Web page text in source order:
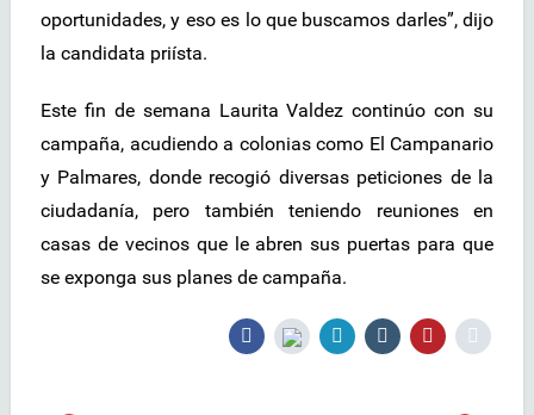
oportunidades, y eso es lo que buscamos darles”, dijo
la candidata priísta.
Este fin de semana Laurita Valdez continúo con su
campaña, acudiendo a colonias como El Campanario
y Palmares, donde recogió diversas peticiones de la
ciudadanía, pero también teniendo reuniones en
casas de vecinos que le abren sus puertas para que
se exponga sus planes de campaña.